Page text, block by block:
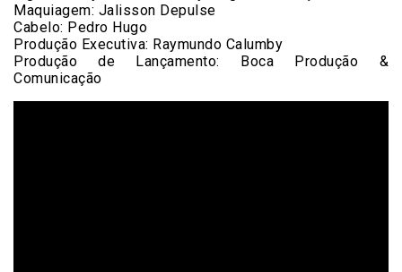
Maquiagem: Jalisson Depulse
Cabelo: Pedro Hugo
Produção Executiva: Raymundo Calumby
Produção de Lançamento: Boca Produção &
Comunicação